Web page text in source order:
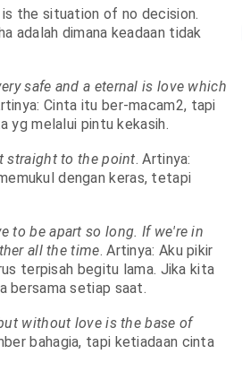
the situation of no decision.
adalah dimana keadaan tidak
safe and a eternal is love which
Cinta itu ber-macam2, tapi
yg melalui pintu kekasih.
straight to the point. Artinya:
dengan keras, tetapi
to be apart so long. If we're in
all the time. Artinya: Aku pikir
terpisah begitu lama. Jika kita
bersama setiap saat.
without love is the base of
bahagia, tapi ketiadaan cinta